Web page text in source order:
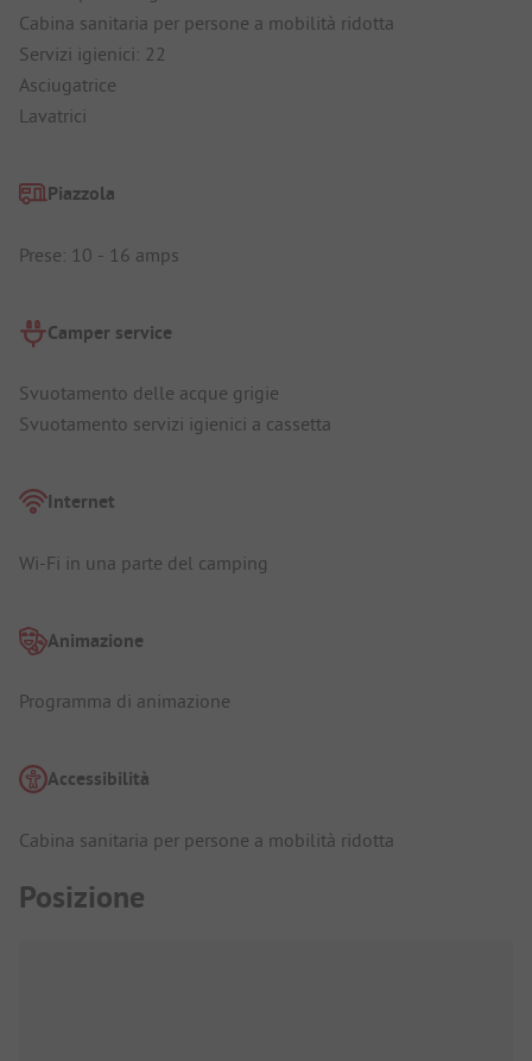
Cabina sanitaria per persone a mobilità ridotta
Servizi igienici: 22
Asciugatrice
Lavatrici
Piazzola
Prese: 10 - 16 amps
Camper service
Svuotamento delle acque grigie
Svuotamento servizi igienici a cassetta
Internet
Wi-Fi in una parte del camping
Animazione
Programma di animazione
Accessibilità
Cabina sanitaria per persone a mobilità ridotta
Posizione